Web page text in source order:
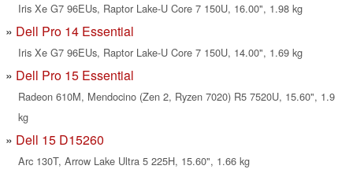
Iris Xe G7 96EUs, Raptor Lake-U Core 7 150U, 16.00", 1.98 kg
Dell Pro 14 Essential
Iris Xe G7 96EUs, Raptor Lake-U Core 7 150U, 14.00", 1.69 kg
Dell Pro 15 Essential
Radeon 610M, Mendocino (Zen 2, Ryzen 7020) R5 7520U, 15.60", 1.9
kg
Dell 15 D15260
Arc 130T, Arrow Lake Ultra 5 225H, 15.60", 1.66 kg